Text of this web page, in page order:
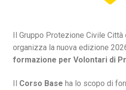
Il Gruppo Protezione Civile Città
organizza la nuova edizione
formazione per Volontari di
Il Corso Base ha lo scopo di